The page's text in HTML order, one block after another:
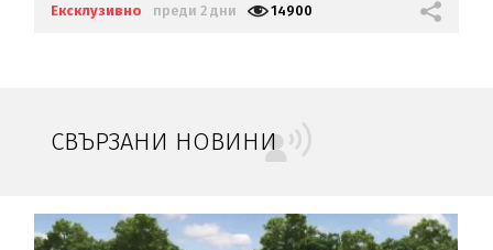
Ексклузивно преди 2 дни 14900
СВЪРЗАНИ НОВИНИ